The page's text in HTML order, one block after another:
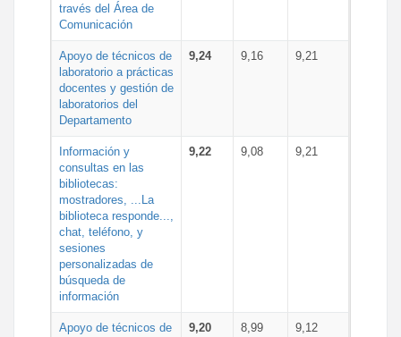
través del Área de
Comunicación
Apoyo de técnicos de
laboratorio a prácticas
docentes y gestión de
laboratorios del
Departamento
9,24 9,16 9,21
Información y
consultas en las
bibliotecas:
mostradores, ...La
biblioteca responde...,
chat, teléfono, y
sesiones
personalizadas de
búsqueda de
información
9,22 9,08 9,21
Apoyo de técnicos de
9,20 8,99 9,12